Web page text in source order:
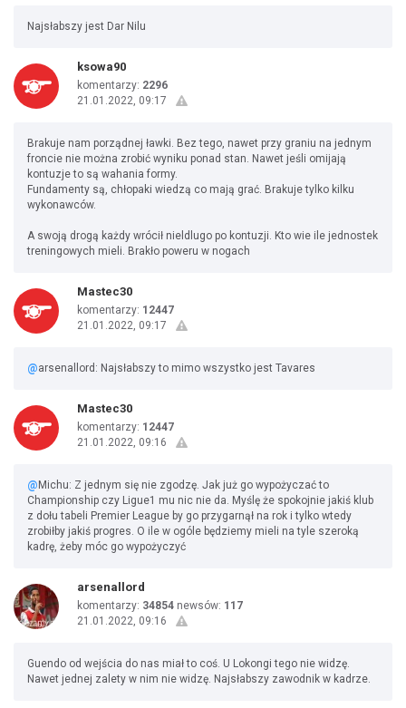
Najsłabszy jest Dar Nilu
ksowa90
komentarzy: 2296
21.01.2022, 09:17
Brakuje nam porządnej ławki. Bez tego, nawet przy graniu na jednym
froncie nie można zrobić wyniku ponad stan. Nawet jeśli omijają
kontuzje to są wahania formy.
Fundamenty są, chłopaki wiedzą co mają grać. Brakuje tylko kilku
wykonawców.
A swoją drogą każdy wrócił nieldlugo po kontuzji. Kto wie ile jednostek
treningowych mieli. Brakło poweru w nogach
Mastec30
komentarzy: 12447
21.01.2022, 09:17
@arsenallord: Najsłabszy to mimo wszystko jest Tavares
Mastec30
komentarzy: 12447
21.01.2022, 09:16
@ Michu: Z jednym się nie zgodzę. Jak już go wypożyczać to
Championship czy Ligue1 mu nic nie da. Myślę że spokojnie jakiś klub
z dołu tabeli Premier League by go przygarnął na rok i tylko wtedy
zrobiłby jakiś progres. O ile w ogóle będziemy mieli na tyle szeroką
kadrę, żeby móc go wypożyczyć
arsenallord
komentarzy: 34854 newsów: 117
21.01.2022, 09:16
Guendo od wejścia do nas miał to coś. U Lokongi tego nie widzę.
Nawet jednej zalety w nim nie widzę. Najsłabszy zawodnik w kadrze.